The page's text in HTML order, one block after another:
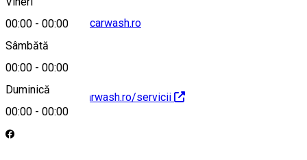
00:00 - 00:00
Sâmbătă
00:00 - 00:00
Duminică
00:00 - 00:00
contact@expresscarwash.ro
https://expresscarwash.ro/servicii